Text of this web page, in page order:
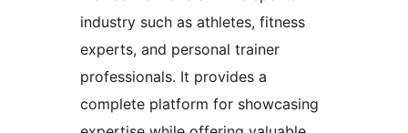
industry such as athletes, fitness
experts, and personal trainer
professionals. It provides a
complete platform for showcasing